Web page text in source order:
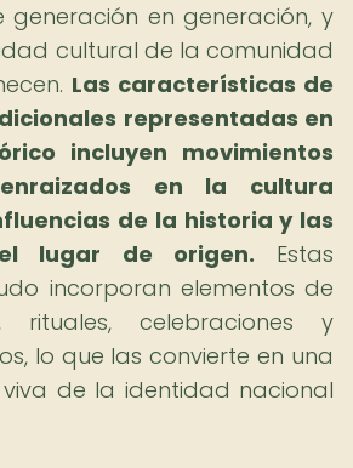
generación en generación, y
cultural de la comunidad
Las características de
representadas en
incluyen movimientos
en la cultura
de la historia y las
lugar de origen. Estas
incorporan elementos de
rituales, celebraciones y
lo que las convierte en una
de la identidad nacional